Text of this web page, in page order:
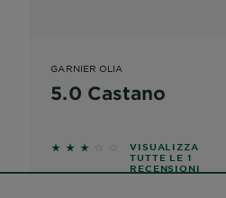
GARNIER OLIA
5.0 Castano
3 out of 5 stars based
VISUALIZZA
TUTTE LE 1
RECENSIONI